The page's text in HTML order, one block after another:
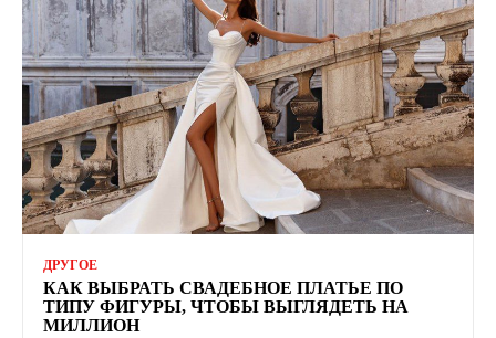
ДРУГОЕ
КАК ВЫБРАТЬ СВАДЕБНОЕ ПЛАТЬЕ ПО
ТИПУ ФИГУРЫ, ЧТОБЫ ВЫГЛЯДЕТЬ НА
МИЛЛИОН